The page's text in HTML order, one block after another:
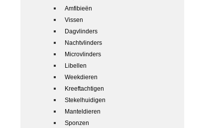
Amfibieën
Vissen
Dagvlinders
Nachtvlinders
Microvlinders
Libellen
Weekdieren
Kreeftachtigen
Stekelhuidigen
Manteldieren
Sponzen